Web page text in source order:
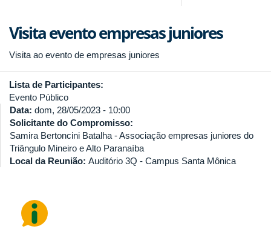
Visita evento empresas juniores
Visita ao evento de empresas juniores
Lista de Participantes:
Evento Público
Data: dom, 28/05/2023 - 10:00
Solicitante do Compromisso:
Samira Bertoncini Batalha - Associação empresas juniores do
Triângulo Mineiro e Alto Paranaíba
Local da Reunião: Auditório 3Q - Campus Santa Mônica